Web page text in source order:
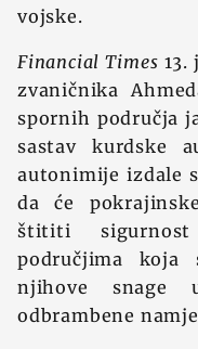
vojske.
Financial Times 13.
zvaničnika
spornih područja
sastav kurdske
autonimije izdale
da će
štititi
područjima koja
njihove snage
odbrambene